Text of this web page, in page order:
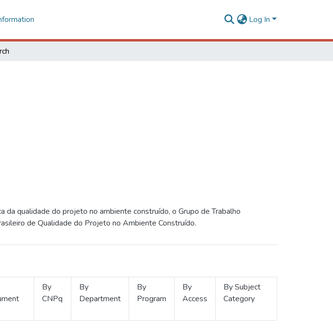
Log In
qualidade do projeto no ambiente construído, o Grupo de Trabalho
de Qualidade do Projeto no Ambiente Construído.
By
CNPq
By
Department
By
Program
By
Access
By Subject
Category